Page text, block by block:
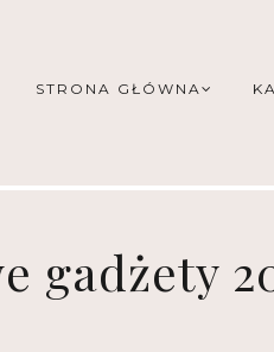
STRONA GŁÓWNA
gadżety